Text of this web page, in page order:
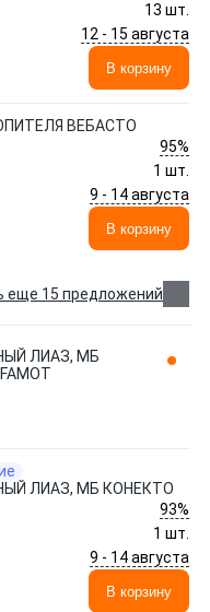
13 шт.
12 - 15 августа
В корзину
ВЕБАСТО
95%
1 шт.
9 - 14 августа
В корзину
еще 15 предложений
ЛИАЗ, МБ
ЛИАЗ, МБ КОНЕКТО
93%
1 шт.
9 - 14 августа
В корзину